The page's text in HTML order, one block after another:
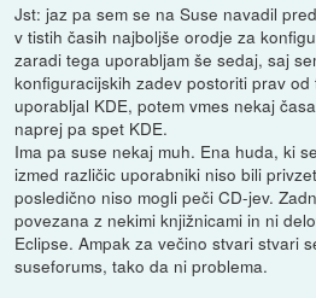
Jst: jaz pa sem se na Suse navadil
v tistih časih najboljše orodje za
zaradi tega uporabljam še sedaj, saj
konfiguracijskih zadev postoriti prav
uporabljal KDE, potem vmes nekaj
naprej pa spet KDE.
Ima pa suse nekaj muh. Ena huda, ki
izmed različic uporabniki niso bili
posledično niso mogli peči CD-jev.
povezana z nekimi knjižnicami in ni
Eclipse. Ampak za večino stvari stvari
suseforums, tako da ni problema.